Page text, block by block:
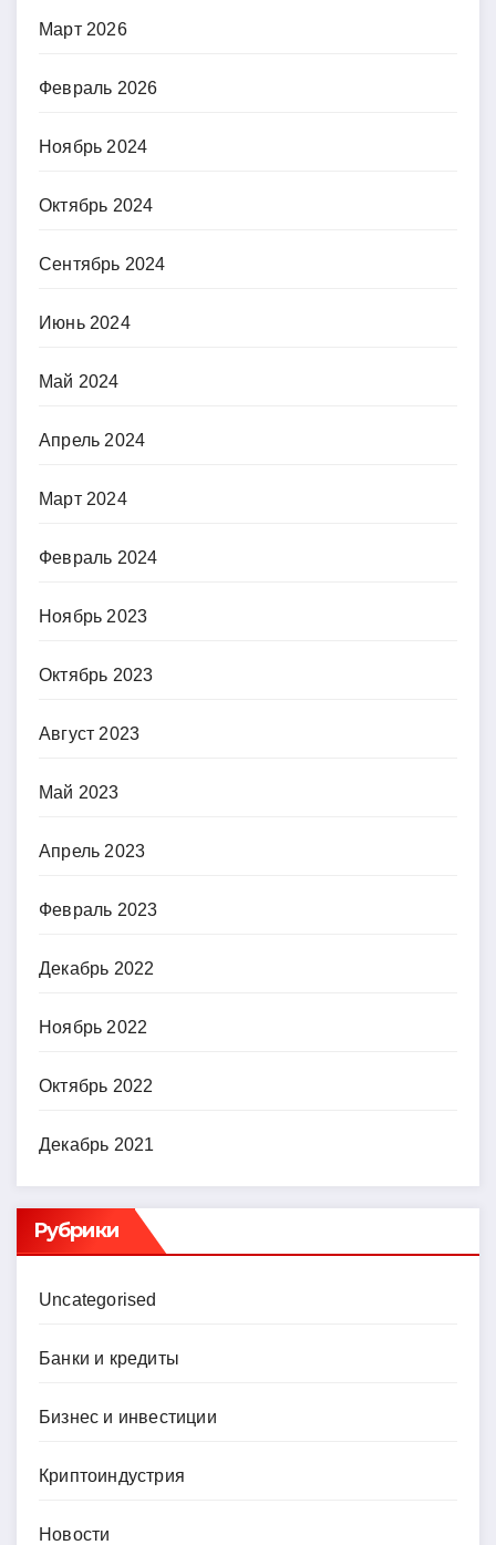
Март 2026
Февраль 2026
Ноябрь 2024
Октябрь 2024
Сентябрь 2024
Июнь 2024
Май 2024
Апрель 2024
Март 2024
Февраль 2024
Ноябрь 2023
Октябрь 2023
Август 2023
Май 2023
Апрель 2023
Февраль 2023
Декабрь 2022
Ноябрь 2022
Октябрь 2022
Декабрь 2021
Рубрики
Uncategorised
Банки и кредиты
Бизнес и инвестиции
Криптоиндустрия
Новости